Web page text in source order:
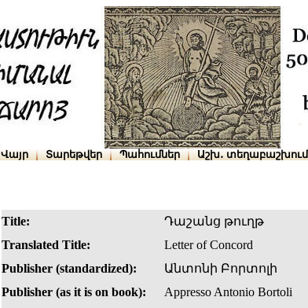
Վայր Տարեթվեր Պահումներ Աշխ․ տեղաբաշխում
Title:
Դաշանց թուղթ
Translated Title:
Letter of Concord
Publisher (standardized):
Անտոնի Բորտոլի
Publisher (as it is on book):
Appresso Antonio Bortoli